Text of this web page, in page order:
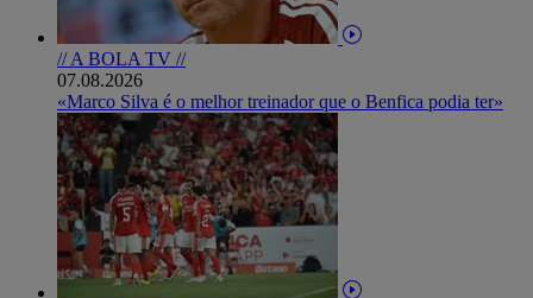
// A BOLA TV //
07.08.2026
«Marco Silva é o melhor treinador que o Benfica podia ter»